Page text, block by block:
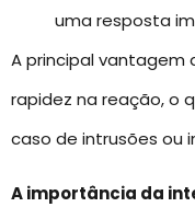
uma resposta
A principal vantagem
rapidez na reação, o
caso de intrusões ou
A importância da